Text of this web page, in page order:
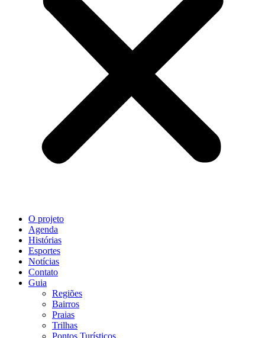
O projeto
Agenda
Histórias
Esportes
Notícias
Contato
Guia
Regiões
Bairros
Praias
Trilhas
Pontos Turísticos